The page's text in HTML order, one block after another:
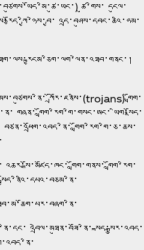
ཚུ་གིས་ དངུལ་
འདྲ་བཤུས་དབང་ཆའི་ཧམ་
ཀྲོརོ་ཇནསི་(trojans) གློག་
གཞན་ གློག་རིག་གི་གསང་ཨང་ ཡིག་སྣོད་
གློག་རིག་གི་ཅ་ཆས་
འཆར་སྒོ་མཛོད་ཁང་ གློག་གནས་ གློག་རིག་
འབྲེལ་མཐུན་བཟོ་ནི་ སྐད་སྒྱུར་འབད་